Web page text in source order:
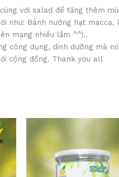
với salad để tăng thêm
như: Bánh nướng hạt macca,
mạng nhiều lắm ^^)..
công dụng, dinh dưỡng mà
cộng đồng. Thank you all